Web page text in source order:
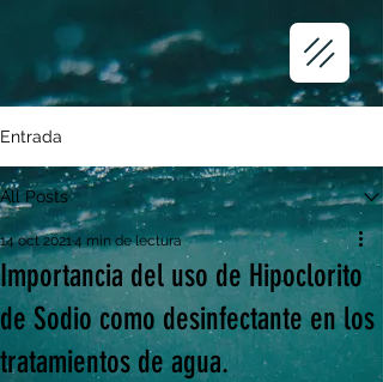
Entrada
All Posts
Importancia del uso de Hipoclorito
de Sodio como desinfectante en los
tratamientos de agua.
14 oct 20214 min de lectura